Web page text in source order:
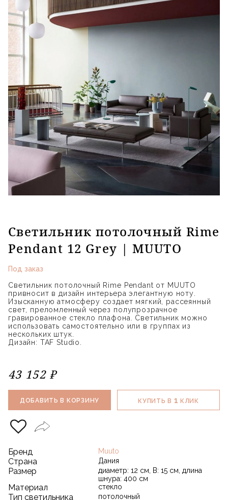
Светильник потолочный Rime
Pendant 12 Grey | MUUTO
Под заказ
Светильник потолочный Rime Pendant от MUUTO
привносит в дизайн интерьера элегантную ноту.
Изысканную атмосферу создает мягкий, рассеянный
свет, преломленный через полупрозрачное
гравированное стекло плафона. Светильник можно
использовать самостоятельно или в группах из
нескольких штук.
Дизайн: TAF Studio.
43 152 ₽
ДОБАВИТЬ В КОРЗИНУ КУПИТЬ В 1 КЛИК
Бренд Muuto
Страна Дания
Размер
диаметр: 12 см, В: 15 см, длина
шнура: 400 см
Материал стекло
Тип светильника потолочный